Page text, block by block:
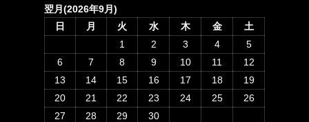
翌月(2026年9月)
日
月 火 水 木 金
土
1
2 3 4
5
6
7 8 9 10 11
12
13
14 15 16 17 18
19
20
21 22 23 24 25
26
27
28 29 30